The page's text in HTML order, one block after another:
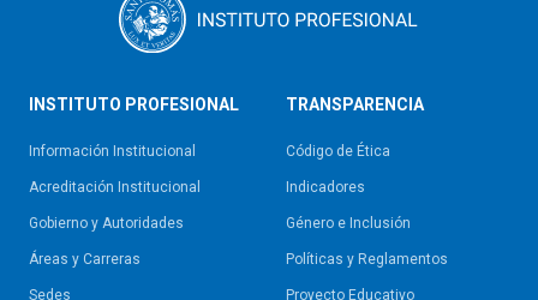
INSTITUTO PROFESIONAL
Información Institucional
Acreditación Institucional
Gobierno y Autoridades​
Áreas y Carreras
Sedes
TRANSPARENCIA
Código de Ética
Indicadores
Género e Inclusión
Políticas y Reglamentos​
Proyecto Educativo